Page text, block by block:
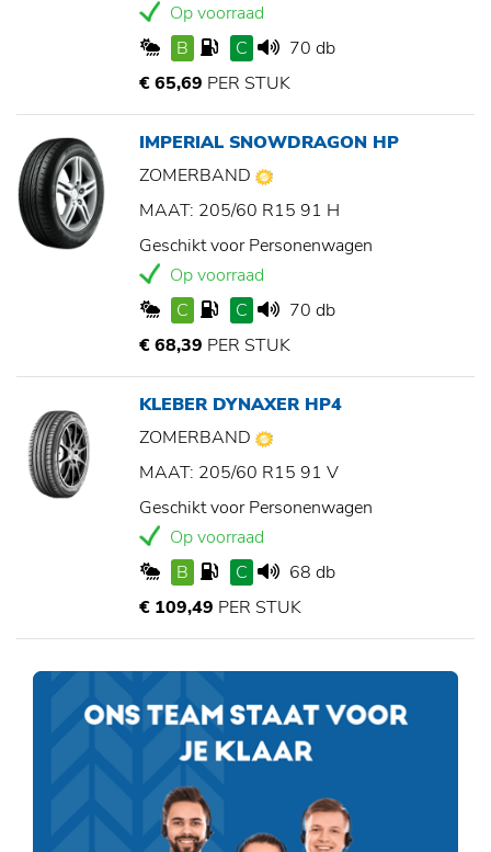
Op voorraad
B
C
70 db
€ 65,69 PER STUK
IMPERIAL SNOWDRAGON HP
ZOMERBAND
MAAT: 205/60 R15 91 H
Geschikt voor Personenwagen
Op voorraad
C
C
70 db
€ 68,39 PER STUK
KLEBER DYNAXER HP4
ZOMERBAND
MAAT: 205/60 R15 91 V
Geschikt voor Personenwagen
Op voorraad
B
C
68 db
€ 109,49 PER STUK